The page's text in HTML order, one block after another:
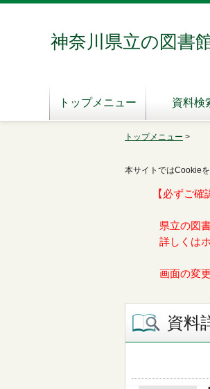
神奈川県立の図書
トップメニュー 資料検
トップメニュー >
本サイトではCookie
【必ずご
県立の図
詳しくは
画面の変
資料